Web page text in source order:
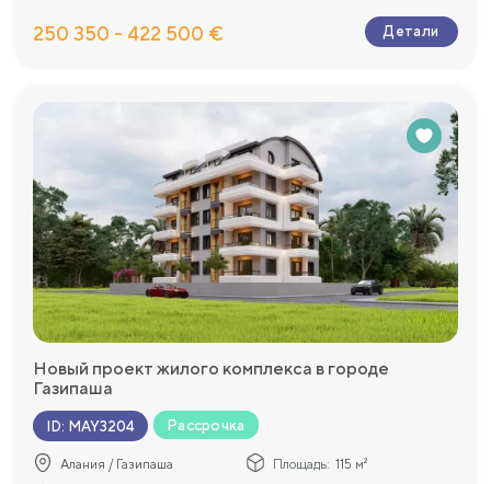
250 350 - 422 500 € Детали
Новый проект жилого комплекса в городе
Газипаша
ID: MAY3204 Рассрочка
Алания / Газипаша Площадь: 115 м²